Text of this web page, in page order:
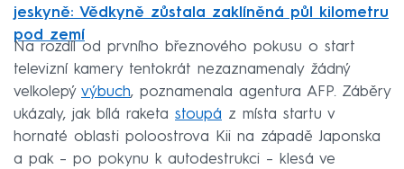
jeskyně: Vědkyně zůstala zaklíněná půl kilometru
pod zemí
Na rozdíl od prvního březnového pokusu o start
televizní kamery tentokrát nezaznamenaly žádný
velkolepý výbuch, poznamenala agentura AFP. Záběry
ukázaly, jak bílá raketa stoupá z místa startu v
hornaté oblasti poloostrova Kii na západě Japonska
a pak – po pokynu k autodestrukci – klesá ve